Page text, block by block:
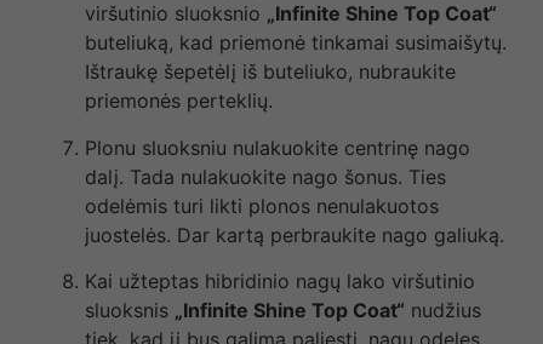
viršutinio sluoksnio „Infinite Shine Top Coat“
buteliuką, kad priemonė tinkamai susimaišytų.
Ištraukę šepetėlį iš buteliuko, nubraukite
priemonės perteklių.
Plonu sluoksniu nulakuokite centrinę nago
dalį. Tada nulakuokite nago šonus. Ties
odelėmis turi likti plonos nenulakuotos
juostelės. Dar kartą perbraukite nago galiuką.
Kai užteptas hibridinio nagų lako viršutinio
sluoksnis „Infinite Shine Top Coat“ nudžius